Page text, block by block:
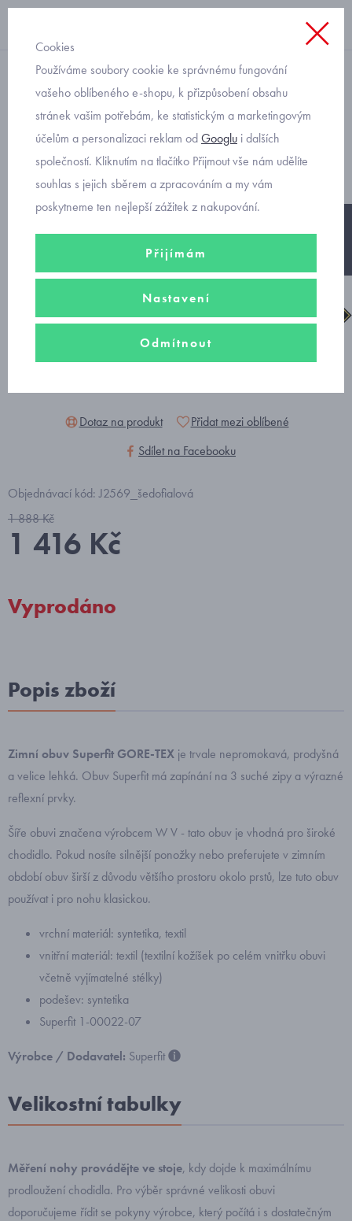
suchý zip dívčí
Superfit zimní dívčí boty na
suché zipy
Dotaz na produkt
Přidat mezi oblíbené
Sdílet na Facebooku
Objednávací kód: J2569_šedofialová
1 888 Kč
1 416 Kč
Vyprodáno
Popis zboží
Zimní obuv Superfit GORE-TEX je trvale nepromokavá, prodyšná
a velice lehká. Obuv Superfit má zapínání na 3 suché zipy a výrazné
reflexní prvky.
Šíře obuvi značena výrobcem W V - tato obuv je vhodná pro široké
chodidlo. Pokud nosíte silnější ponožky nebo preferujete v zimním
období obuv širší z důvodu většího prostoru okolo prstů, lze tuto obuv
používat i pro nohu klasickou.
vrchní materiál: syntetika, textil
vnitřní materiál: textil (textilní kožíšek po celém vnitřku obuvi
včetně vyjímatelné stélky)
podešev: syntetika
Superfit 1-00022-07
Výrobce / Dodavatel: Superfit
Velikostní tabulky
Měření nohy provádějte ve stoje, kdy dojde k maximálnímu
prodloužení chodidla. Pro výběr správné velikosti obuvi
doporučujeme řídit se pokyny výrobce, který počítá i s dostatečným
Cookies
Používáme soubory cookie ke správnému fungování
vašeho oblíbeného e-shopu, k přizpůsobení obsahu
stránek vašim potřebám, ke statistickým a marketingovým
účelům a personalizaci reklam odGooglu i dalších
společností. Kliknutím na tlačítko Přijmout vše nám udělíte
souhlas s jejich sběrem a zpracováním a my vám
poskytneme ten nejlepší zážitek z nakupování.
Přijímám
Nastavení
Odmítnout